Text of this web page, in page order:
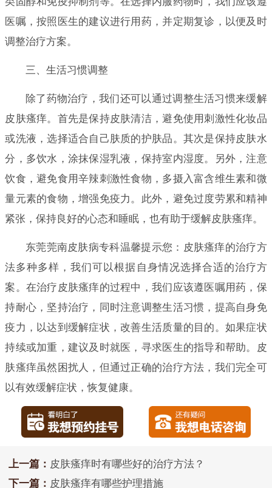
医嘱，按照医生的建议进行用药，并定期复诊，以便及时
调整治疗方案。
三、生活习惯调整
除了药物治疗，我们还可以通过调整生活习惯来缓解
皮肤瘙痒。首先是保持皮肤清洁，避免使用刺激性化妆品
或洗液，选择适合自己肤质的护肤品。其次是保持皮肤水
分，多饮水，涂抹保湿乳液，保持室内湿度。另外，注意
饮食，避免食用辛辣刺激性食物，多摄入富含维生素和微
量元素的食物，增强免疫力。此外，避免过度劳累和精神
紧张，保持良好的心态和睡眠，也有助于缓解皮肤瘙痒。
东莞莞南皮肤病专科温馨提示您：皮肤瘙痒的治疗方
法多种多样，我们可以根据自身情况选择合适的治疗方
案。在治疗皮肤瘙痒的过程中，我们应该遵医嘱用药，保
持耐心，坚持治疗，同时注意调整生活习惯，提高自身免
疫力，以达到缓解症状，改善生活质量的目的。如果症状
持续或加重，建议及时就医，寻求医生的指导和帮助。皮
肤瘙痒虽然困扰人，但通过正确的治疗方法，我们完全可
以有效缓解症状，恢复健康。
上一篇： 皮肤瘙痒时有哪些好的治疗方法？
下一篇： 皮肤瘙痒有哪些护理措施